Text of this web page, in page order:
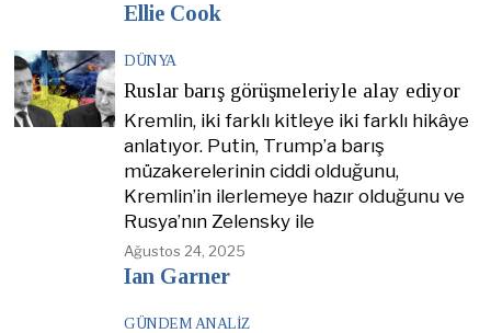
Ellie Cook
DÜNYA
Ruslar barış görüşmeleriyle alay ediyor
Kremlin, iki farklı kitleye iki farklı hikâye
anlatıyor. Putin, Trump’a barış
müzakerelerinin ciddi olduğunu,
Kremlin’in ilerlemeye hazır olduğunu ve
Rusya’nın Zelensky ile
Ağustos 24, 2025
Ian Garner
GÜNDEM ANALIZ